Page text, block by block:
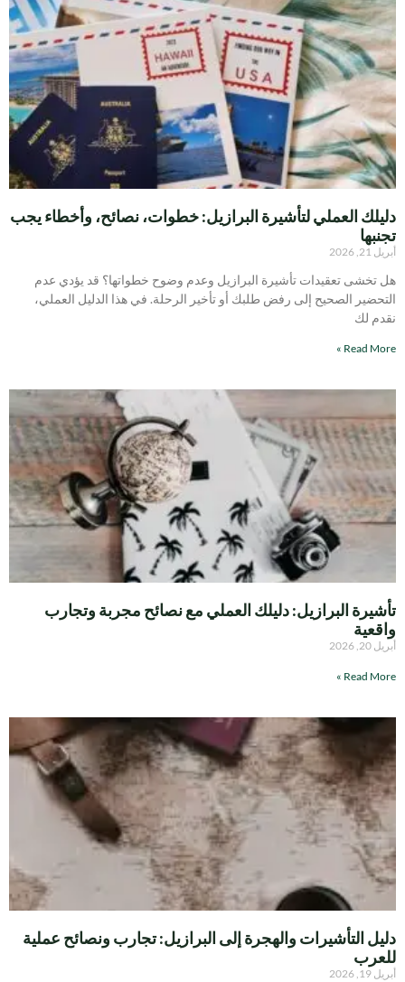
دليلك العملي لتأشيرة البرازيل: خطوات، نصائح، وأخطاء يجب
تجنبها
أبريل 21, 2026
هل تخشى تعقيدات تأشيرة البرازيل وعدم وضوح خطواتها؟ قد يؤدي عدم
التحضير الصحيح إلى رفض طلبك أو تأخير الرحلة. في هذا الدليل العملي،
نقدم لك
Read More »
تأشيرة البرازيل: دليلك العملي مع نصائح مجربة وتجارب
واقعية
أبريل 20, 2026
Read More »
دليل التأشيرات والهجرة إلى البرازيل: تجارب ونصائح عملية
للعرب
أبريل 19, 2026